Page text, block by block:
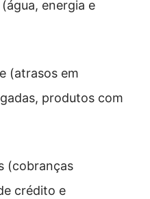
energia e
(atrasos em
produtos com
(cobranças
crédito e